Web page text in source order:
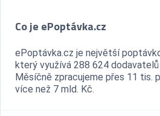
Co je ePoptávka.cz
ePoptávka.cz je největší
který využívá 288 624
Měsíčně zpracujeme přes 11 tis.
více než 7 mld. Kč.